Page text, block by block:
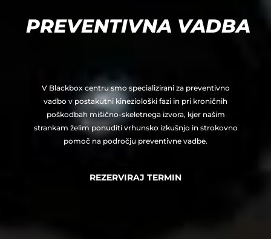
PREVENTIVNA VADBA
V Blackbox centru smo specializirani za preventivno
vadbo v postakutni kineziološki fazi in pri kroničnih
poškodbah mišično-skeletnega izvora, kjer našim
strankam želim ponuditi vrhunsko izkušnjo in strokovno
pomoč na področju preventivne vadbe.
REZERVIRAJ TERMIN